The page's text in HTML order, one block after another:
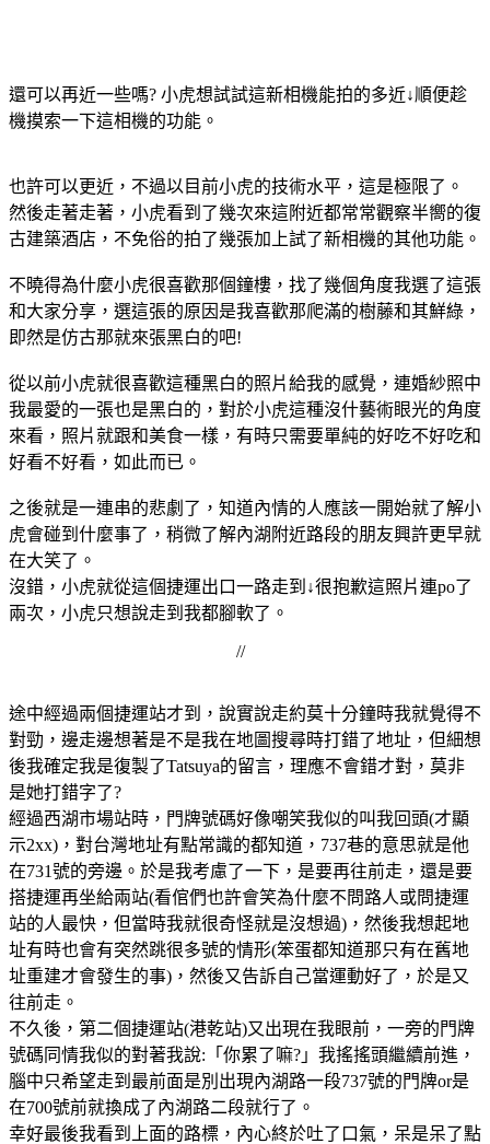
還可以再近一些嗎? 小虎想試試這新相機能拍的多近↓順便趁
機摸索一下這相機的功能。
也許可以更近，不過以目前小虎的技術水平，這是極限了。
然後走著走著，小虎看到了幾次來這附近都常常觀察半嚮的復
古建築酒店，不免俗的拍了幾張加上試了新相機的其他功能。
不曉得為什麼小虎很喜歡那個鐘樓，找了幾個角度我選了這張
和大家分享，選這張的原因是我喜歡那爬滿的樹藤和其鮮綠，
即然是仿古那就來張黑白的吧!
從以前小虎就很喜歡這種黑白的照片給我的感覺，連婚紗照中
我最愛的一張也是黑白的，對於小虎這種沒什藝術眼光的角度
來看，照片就跟和美食一樣，有時只需要單純的好吃不好吃和
好看不好看，如此而已。
之後就是一連串的悲劇了，知道內情的人應該一開始就了解小
虎會碰到什麼事了，稍微了解內湖附近路段的朋友興許更早就
在大笑了。
沒錯，小虎就從這個捷運出口一路走到↓很抱歉這照片連po了
兩次，小虎只想說走到我都腳軟了。
//
途中經過兩個捷運站才到，說實說走約莫十分鐘時我就覺得不
對勁，邊走邊想著是不是我在地圖搜尋時打錯了地址，但細想
後我確定我是復製了Tatsuya的留言，理應不會錯才對，莫非
是她打錯字了?
經過西湖市場站時，門牌號碼好像嘲笑我似的叫我回頭(才顯
示2xx)，對台灣地址有點常識的都知道，737巷的意思就是他
在731號的旁邊。於是我考慮了一下，是要再往前走，還是要
搭捷運再坐給兩站(看倌們也許會笑為什麼不問路人或問捷運
站的人最快，但當時我就很奇怪就是沒想過)，然後我想起地
址有時也會有突然跳很多號的情形(笨蛋都知道那只有在舊地
址重建才會發生的事)，然後又告訴自己當運動好了，於是又
往前走。
不久後，第二個捷運站(港乾站)又出現在我眼前，一旁的門牌
號碼同情我似的對著我說:「你累了嘛?」我搖搖頭繼續前進，
腦中只希望走到最前面是別出現內湖路一段737號的門牌or是
在700號前就換成了內湖路二段就行了。
幸好最後我看到上面的路標，內心終於吐了口氣，呆是呆了點